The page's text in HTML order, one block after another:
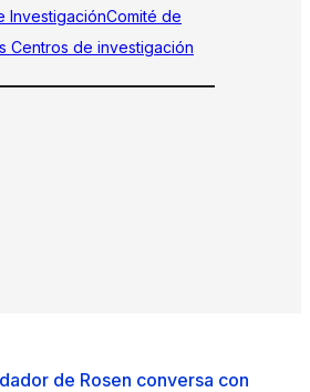
InvestigaciónComité de
Centros de investigación
de Rosen conversa con